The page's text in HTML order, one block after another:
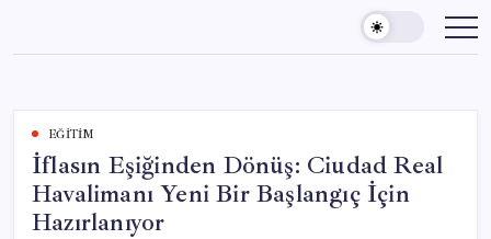
content
EĞITIM
İflasın Eşiğinden Dönüş: Ciudad Real
Havalimanı Yeni Bir Başlangıç İçin
Hazırlanıyor